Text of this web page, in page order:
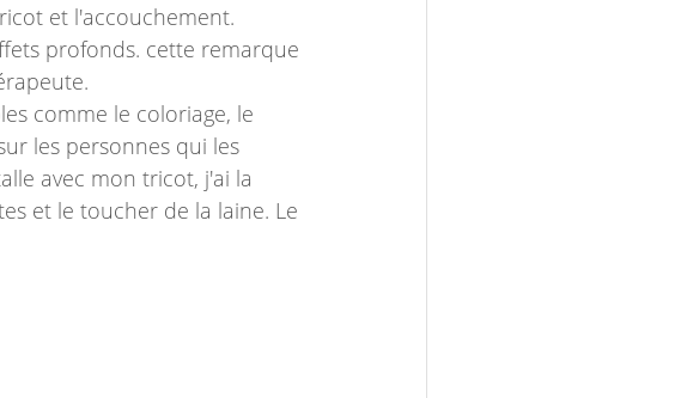
et l'accouchement.
profonds. cette remarque
comme le coloriage, le
les personnes qui les
avec mon tricot, j'ai la
et le toucher de la laine. Le